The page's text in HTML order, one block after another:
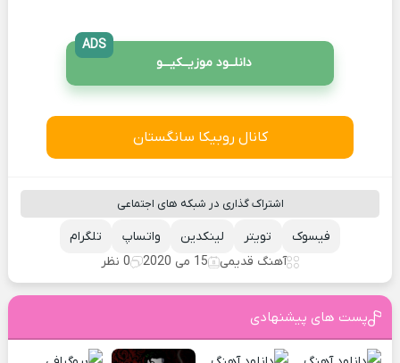
دانلــود موزیــکیـــو
ADS
کانال روبیکا سانگستان
اشتراک گذاری در شبکه های اجتماعی
تلگرام واتساپ لینکدین تویتر
فیسوک
آهنگ قدیمی
15 می 2020 0 نظر
پست های پیشنهادی